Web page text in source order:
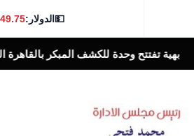
💵الدولار:49.75
بهية تفتتح وحدة للكشف المبكر بالقاهرة